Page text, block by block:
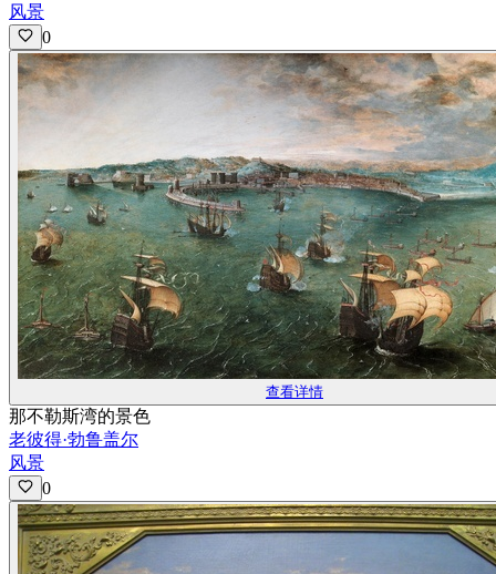
风景
0
查看详情
那不勒斯湾的景色
老彼得·勃鲁盖尔
风景
0